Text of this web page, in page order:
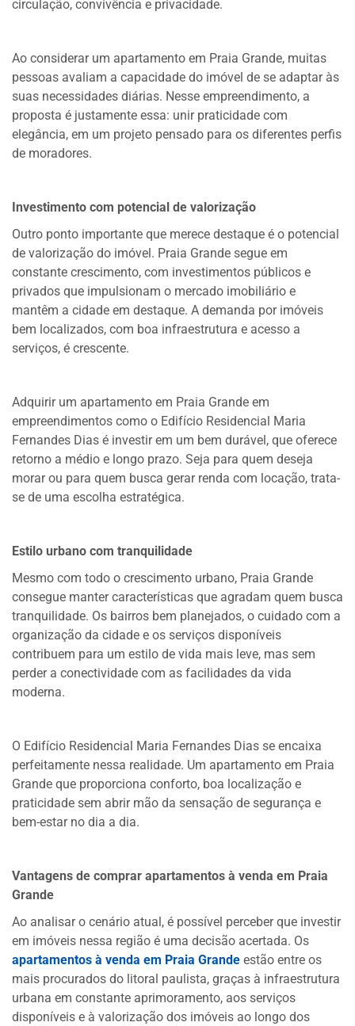
circulação, convivência e privacidade.
Ao considerar um apartamento em Praia Grande, muitas
pessoas avaliam a capacidade do imóvel de se adaptar às
suas necessidades diárias. Nesse empreendimento, a
proposta é justamente essa: unir praticidade com
elegância, em um projeto pensado para os diferentes perfis
de moradores.
Investimento com potencial de valorização
Outro ponto importante que merece destaque é o potencial
de valorização do imóvel. Praia Grande segue em
constante crescimento, com investimentos públicos e
privados que impulsionam o mercado imobiliário e
mantêm a cidade em destaque. A demanda por imóveis
bem localizados, com boa infraestrutura e acesso a
serviços, é crescente.
Adquirir um apartamento em Praia Grande em
empreendimentos como o Edifício Residencial Maria
Fernandes Dias é investir em um bem durável, que oferece
retorno a médio e longo prazo. Seja para quem deseja
morar ou para quem busca gerar renda com locação, trata-
se de uma escolha estratégica.
Estilo urbano com tranquilidade
Mesmo com todo o crescimento urbano, Praia Grande
consegue manter características que agradam quem busca
tranquilidade. Os bairros bem planejados, o cuidado com a
organização da cidade e os serviços disponíveis
contribuem para um estilo de vida mais leve, mas sem
perder a conectividade com as facilidades da vida
moderna.
O Edifício Residencial Maria Fernandes Dias se encaixa
perfeitamente nessa realidade. Um apartamento em Praia
Grande que proporciona conforto, boa localização e
praticidade sem abrir mão da sensação de segurança e
bem-estar no dia a dia.
Vantagens de comprar apartamentos à venda em Praia
Grande
Ao analisar o cenário atual, é possível perceber que investir
em imóveis nessa região é uma decisão acertada. Os
apartamentos à venda em Praia Grande estão entre os
mais procurados do litoral paulista, graças à infraestrutura
urbana em constante aprimoramento, aos serviços
disponíveis e à valorização dos imóveis ao longo dos